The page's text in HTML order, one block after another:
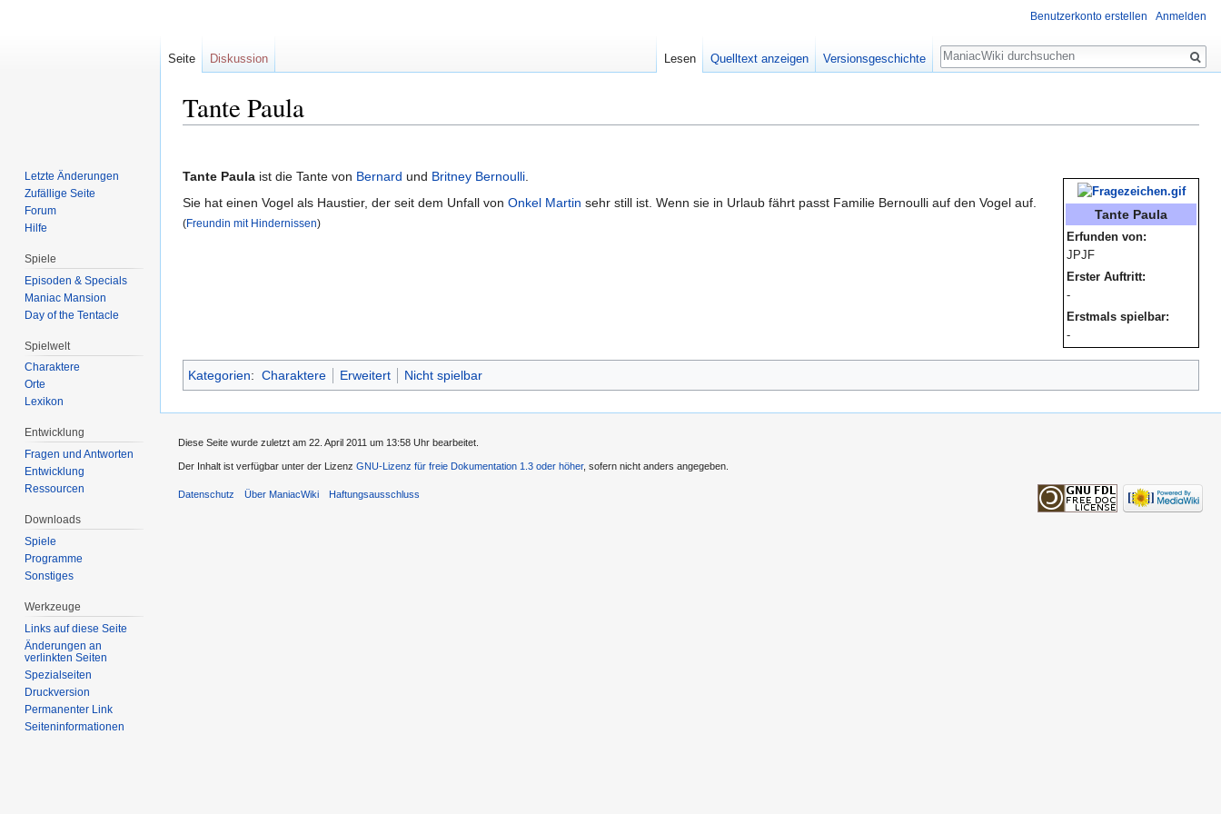
Tante Paula
Navigation
Suche
Tante Paula
Erfunden von:
JPJF
Erster Auftritt:
-
Erstmals spielbar:
-
Tante Paula ist die Tante von Bernard und Britney Bernoulli.
Sie hat einen Vogel als Haustier, der seit dem Unfall von Onkel Martin sehr still ist. Wenn sie in Urlaub fährt passt Familie Bernoulli auf den Vogel auf.
(Freundin mit Hindernissen)
Kategorien: Charaktere Erweitert Nicht spielbar
Benutzerkonto erstellen Anmelden
Seite Diskussion Lesen Quelltext anzeigen Versionsgeschichte
Suche
Letzte Änderungen
Zufällige Seite
Forum
Hilfe
Spiele
Episoden & Specials
Maniac Mansion
Day of the Tentacle
Spielwelt
Charaktere
Orte
Lexikon
Entwicklung
Fragen und Antworten
Entwicklung
Ressourcen
Downloads
Spiele
Programme
Sonstiges
Werkzeuge
Links auf diese Seite
Änderungen an
verlinkten Seiten
Spezialseiten
Druckversion
Permanenter Link
Seiten­informationen
Diese Seite wurde zuletzt am 22. April 2011 um 13:58 Uhr bearbeitet.
Der Inhalt ist verfügbar unter der Lizenz GNU-Lizenz für freie Dokumentation 1.3 oder höher, sofern nicht anders angegeben.
Datenschutz Über ManiacWiki Haftungsausschluss